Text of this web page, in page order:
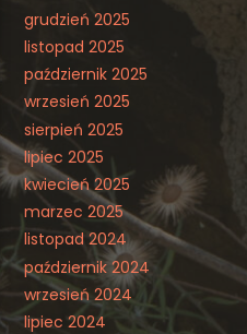
grudzień 2025
listopad 2025
październik 2025
wrzesień 2025
sierpień 2025
lipiec 2025
kwiecień 2025
marzec 2025
listopad 2024
październik 2024
wrzesień 2024
lipiec 2024